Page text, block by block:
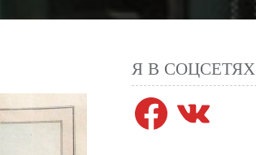
Я В СОЦСЕТЯХ
Facebook